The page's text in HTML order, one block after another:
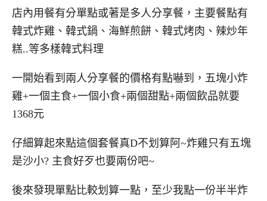
店內用餐有分單點或著是多人分享餐，主要餐點有
韓式炸雞、韓式鍋、海鮮煎餅、韓式烤肉、辣炒年
糕..等多樣韓式料理
一開始看到兩人分享餐的價格有點嚇到，五塊小炸
雞+一個主食+一個小食+兩個甜點+兩個飲品就要
1368元
仔細算起來點這個套餐真D不划算阿~炸雞只有五塊
是沙小? 主食好歹也要兩份吧~
後來發現單點比較划算一點，至少我點一份半半炸